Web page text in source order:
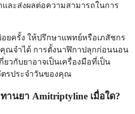
และส่งผลต่อความสามารถในการ
ครั้ง ให้ปรึกษาแพทย์หรือเภสัชกร
ณจำได้ การตั้งนาฬิกาปลุกก่อนนอน
วกับยาอาจเป็นเครื่องมือที่เป็น
รประจำวันของคุณ
านยา Amitriptyline เมื่อใด?